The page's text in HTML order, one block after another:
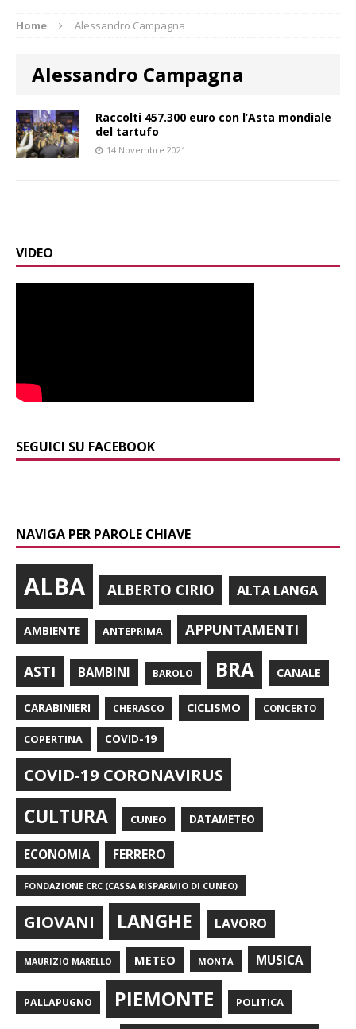
Home Alessandro Campagna
Alessandro Campagna
Raccolti 457.300 euro con l’Asta mondiale
del tartufo
14 Novembre 2021
VIDEO
SEGUICI SU FACEBOOK
NAVIGA PER PAROLE CHIAVE
ALBA ALBERTO CIRIO ALTA LANGA
AMBIENTE ANTEPRIMA APPUNTAMENTI
ASTI BAMBINI BAROLO BRA CANALE
CARABINIERI CHERASCO CICLISMO CONCERTO
COPERTINA COVID-19
COVID-19 CORONAVIRUS
CULTURA CUNEO DATAMETEO
ECONOMIA FERRERO
FONDAZIONE CRC (CASSA RISPARMIO DI CUNEO)
GIOVANI LANGHE LAVORO
MAURIZIO MARELLO METEO MONTÀ MUSICA
PALLAPUGNO PIEMONTE POLITICA